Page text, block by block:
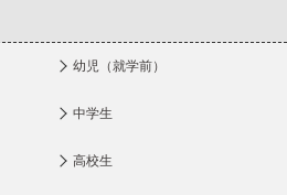
幼児（就学前）
中学生
高校生